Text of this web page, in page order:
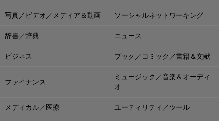
写真／ビデオ／メディア＆動画 ソーシャルネットワーキング
辞書／辞典 ニュース
ビジネス ブック／コミック／書籍＆文献
ファイナンス
ミュージック／音楽＆オーディ
オ
メディカル／医療 ユーティリティ／ツール